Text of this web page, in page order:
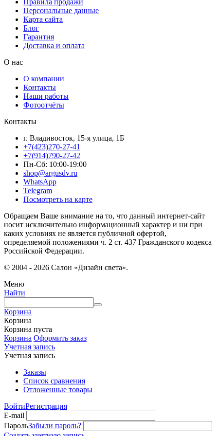
Правила продажи
Персональные данные
Карта сайта
Блог
Гарантия
Доставка и оплата
О нас
О компании
Контакты
Наши работы
Фотоотчёты
Контакты
г. Владивосток, 15-я улица, 1Б
+7(423)270-27-41
+7(914)790-27-42
Пн-Сб: 10:00-19:00
shop@argusdv.ru
WhatsApp
Telegram
Посмотреть на карте
Обращаем Ваше внимание на то, что данный интернет-сайт
носит исключительно информационный характер и ни при
каких условиях не является публичной офертой,
определяемой положениями ч. 2 ст. 437 Гражданского кодекса
Российской Федерации.
© 2004 - 2026 Салон «Дизайн света».
Меню
Найти
Корзина
Корзина
Корзина пуста
Корзина Оформить заказ
Учетная запись
Учетная запись
Заказы
Список сравнения
Отложенные товары
ВойтиРегистрация
E-mail
ПарольЗабыли пароль?